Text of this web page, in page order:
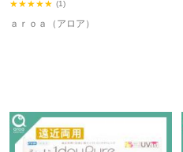
★★★★★ (1)
ａｒｏａ（アロア）